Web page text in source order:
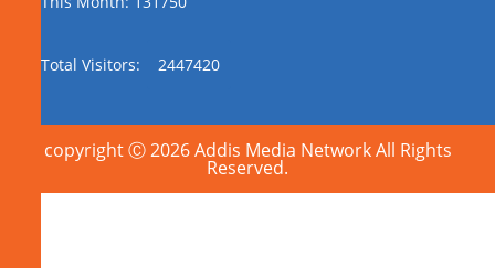
Total Visitors: 2447420
copyright Ⓒ 2026 Addis Media Network All Rights
Reserved.